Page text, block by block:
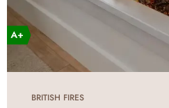
BRITISH FIRES